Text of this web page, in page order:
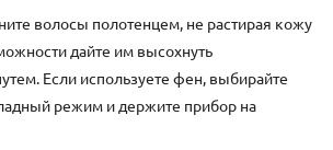
волосы полотенцем, не растирая кожу
дайте им высохнуть
Если используете фен, выбирайте
режим и держите прибор на